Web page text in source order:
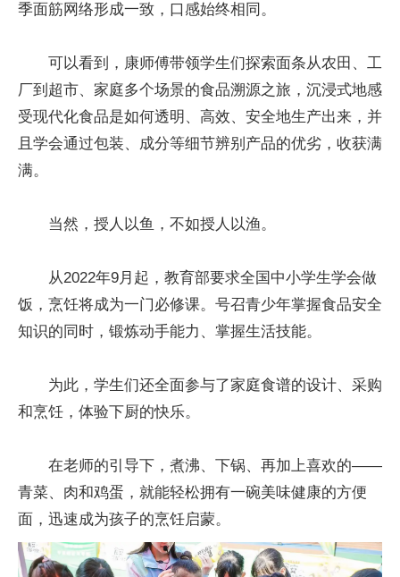
季面筋网络形成一致，口感始终相同。
可以看到，康师傅带领学生们探索面条从农田、工
厂到超市、家庭多个场景的食品溯源之旅，沉浸式地感
受现代化食品是如何透明、高效、安全地生产出来，并
且学会通过包装、成分等细节辨别产品的优劣，收获满
满。
当然，授人以鱼，不如授人以渔。
从2022年9月起，教育部要求全国中小学生学会做
饭，烹饪将成为一门必修课。号召青少年掌握食品安全
知识的同时，锻炼动手能力、掌握生活技能。
为此，学生们还全面参与了家庭食谱的设计、采购
和烹饪，体验下厨的快乐。
在老师的引导下，煮沸、下锅、再加上喜欢的——
青菜、肉和鸡蛋，就能轻松拥有一碗美味健康的方便
面，迅速成为孩子的烹饪启蒙。